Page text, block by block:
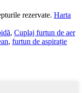
rezervate. Harta
, Cuplaj furtun de aer
, furtun de aspirație